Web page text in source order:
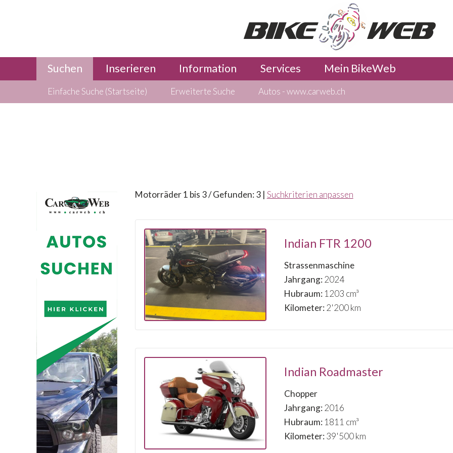
Suchen Inserieren Information Services Mein BikeWeb
Einfache Suche (Startseite) Erweiterte Suche Autos - www.carweb.ch
Motorräder 1 bis 3 / Gefunden: 3 | Suchkriterien anpassen
Indian FTR 1200
Strassenmaschine
Jahrgang:2024
Hubraum:1203 cm³
Kilometer:2'200 km
Indian Roadmaster
Chopper
Jahrgang:2016
Hubraum:1811 cm³
Kilometer:39'500 km